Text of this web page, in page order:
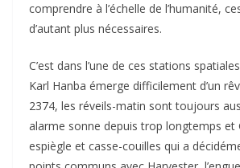
comprendre à l’échelle de l’humanité,
d’autant plus nécessaires.
C’est dans l’une de ces stations
Karl Hanba émerge difficilement d’un
2374, les réveils-matin sont toujours
alarme sonne depuis trop longtemps et
espiègle et casse-couilles qui a